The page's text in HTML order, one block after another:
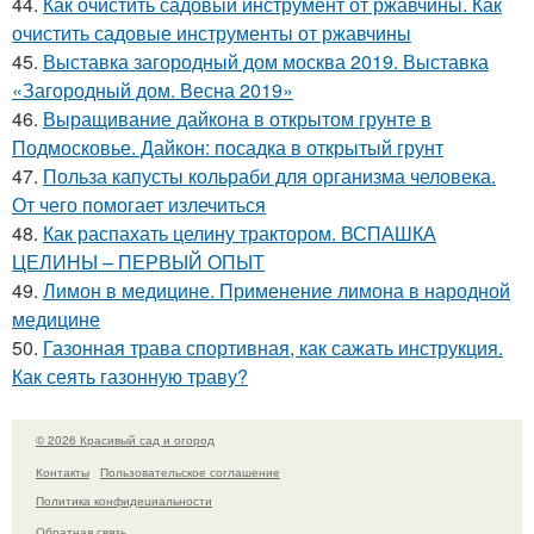
очистить садовые инструменты от ржавчины
45. Выставка загородный дом москва 2019. Выставка
«Загородный дом. Весна 2019»
46. Выращивание дайкона в открытом грунте в
Подмосковье. Дайкон: посадка в открытый грунт
47. Польза капусты кольраби для организма человека.
От чего помогает излечиться
48. Как распахать целину трактором. ВСПАШКА
ЦЕЛИНЫ – ПЕРВЫЙ ОПЫТ
49. Лимон в медицине. Применение лимона в народной
медицине
50. Газонная трава спортивная, как сажать инструкция.
Как сеять газонную траву?
© 2026 Красивый сад и огород
Контакты
Пользовательское соглашение
Политика конфидециальности